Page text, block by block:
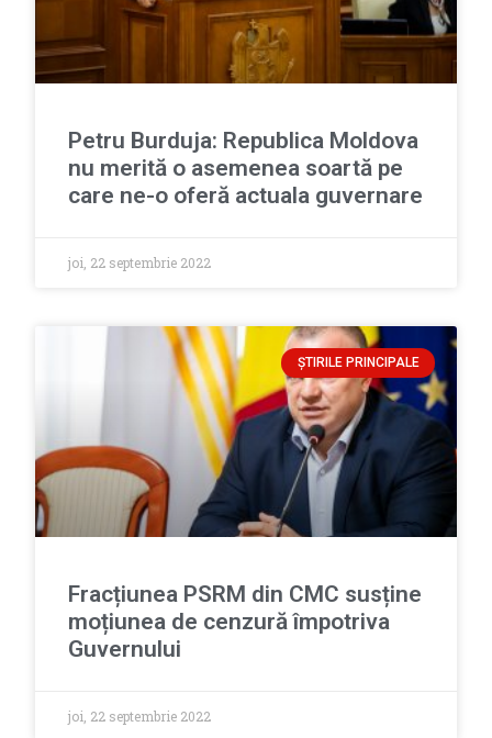
Petru Burduja: Republica Moldova
nu merită o asemenea soartă pe
care ne-o oferă actuala guvernare
joi, 22 septembrie 2022
ȘTIRILE PRINCIPALE
Fracțiunea PSRM din CMC susține
moțiunea de cenzură împotriva
Guvernului
joi, 22 septembrie 2022